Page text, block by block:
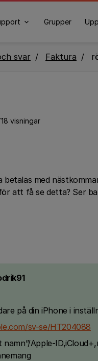
Grupper
svar Faktura
visningar
betalas med
att få se detta? Ser
på din iPhone i
sv-se/HT204088
Apple-